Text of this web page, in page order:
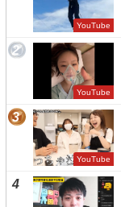
YouTube
2
YouTube
3
YouTube
4